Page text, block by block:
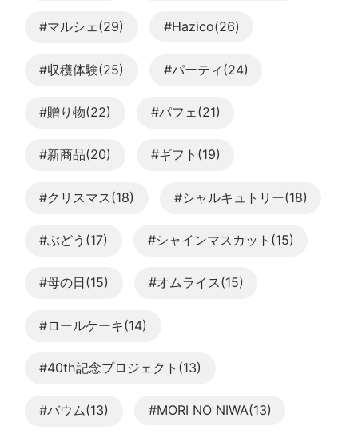
#マルシェ(29) #Hazico(26)
#収穫体験(25) #パーティ(24)
#贈り物(22) #パフェ(21)
#新商品(20) #ギフト(19)
#クリスマス(18) #シャルキュトリー(18)
#ぶどう(17) #シャインマスカット(15)
#母の日(15) #オムライス(15)
#ロールケーキ(14)
#40th記念プロジェクト(13)
#バウム(13) #MORI NO NIWA(13)